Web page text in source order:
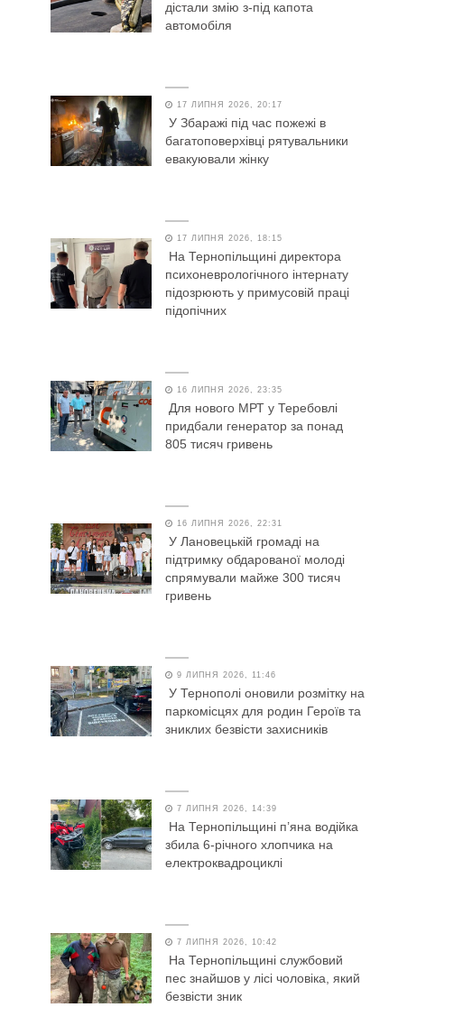
дістали змію з-під капота
автомобіля
17 ЛИПНЯ 2026, 20:17
У Збаражі під час пожежі в
багатоповерхівці рятувальники
евакуювали жінку
17 ЛИПНЯ 2026, 18:15
На Тернопільщині директора
психоневрологічного інтернату
підозрюють у примусовій праці
підопічних
16 ЛИПНЯ 2026, 23:35
Для нового МРТ у Теребовлі
придбали генератор за понад
805 тисяч гривень
16 ЛИПНЯ 2026, 22:31
У Лановецькій громаді на
підтримку обдарованої молоді
спрямували майже 300 тисяч
гривень
9 ЛИПНЯ 2026, 11:46
У Тернополі оновили розмітку на
паркомісцях для родин Героїв та
зниклих безвісти захисників
7 ЛИПНЯ 2026, 14:39
На Тернопільщині п’яна водійка
збила 6-річного хлопчика на
електроквадроциклі
7 ЛИПНЯ 2026, 10:42
На Тернопільщині службовий
пес знайшов у лісі чоловіка, який
безвісти зник